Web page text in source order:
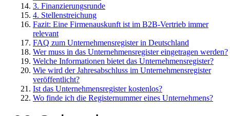
3. Finanzierungsrunde
4. Stellenstreichung
Fazit: Eine Firmenauskunft ist im B2B-Vertrieb immer
relevant
FAQ zum Unternehmensregister in Deutschland
Wer muss in das Unternehmensregister eingetragen werden?
Welche Informationen bietet das Unternehmensregister?
Wie wird der Jahresabschluss im Unternehmensregister
veröffentlicht?
Ist das Unternehmensregister kostenlos?
Wo finde ich die Registernummer eines Unternehmens?